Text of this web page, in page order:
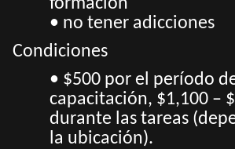
formación
• no tener adicciones
Condiciones
• $500 por el período
capacitación, $1,100 –
durante las tareas
la ubicación).